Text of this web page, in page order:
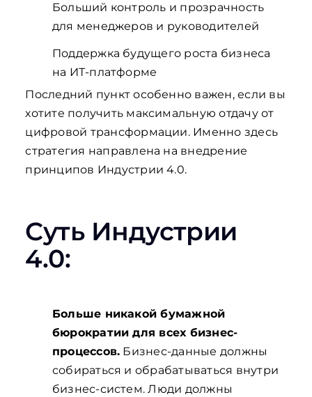
Больший контроль и прозрачность
для менеджеров и руководителей
Поддержка будущего роста бизнеса
на ИТ-платформе
Последний пункт особенно важен, если вы
хотите получить максимальную отдачу от
цифровой трансформации. Именно здесь
стратегия направлена на внедрение
принципов Индустрии 4.0.
Суть Индустрии
4.0:
Больше никакой бумажной
бюрократии для всех бизнес-
процессов. Бизнес-данные должны
собираться и обрабатываться внутри
бизнес-систем. Люди должны